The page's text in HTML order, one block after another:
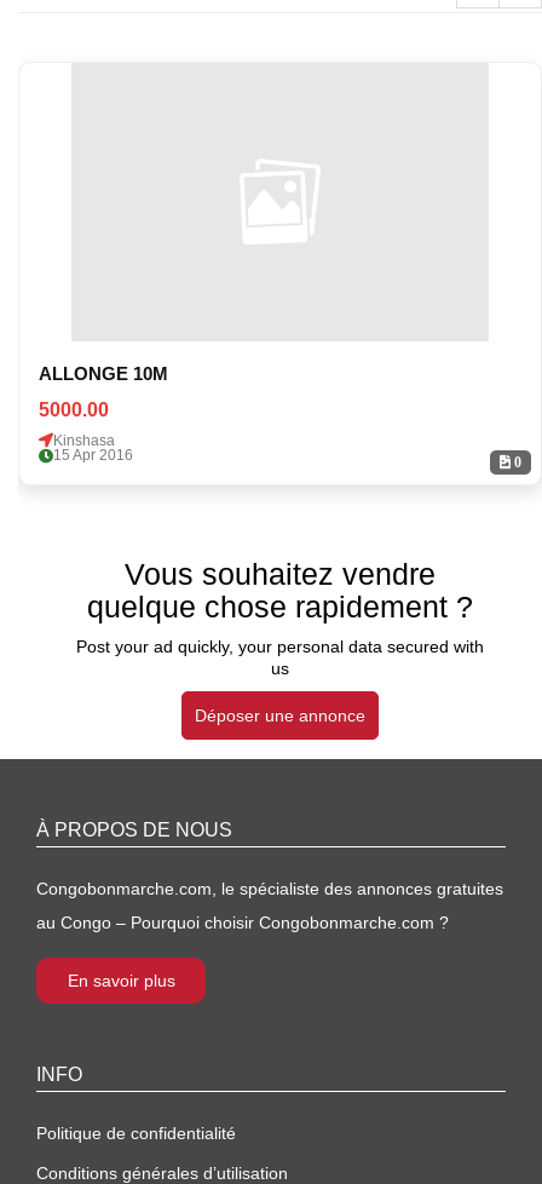
0
ALLONGE 10M
5000.00
Kinshasa
15 Apr 2016
Vous souhaitez vendre
quelque chose rapidement ?
Post your ad quickly, your personal data secured with
us
Déposer une annonce
À PROPOS DE NOUS
Congobonmarche.com, le spécialiste des annonces gratuites
au Congo – Pourquoi choisir Congobonmarche.com ?
En savoir plus
INFO
Politique de confidentialité
Conditions générales d’utilisation